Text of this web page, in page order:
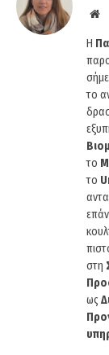
Η
το
το
το
στη
ως